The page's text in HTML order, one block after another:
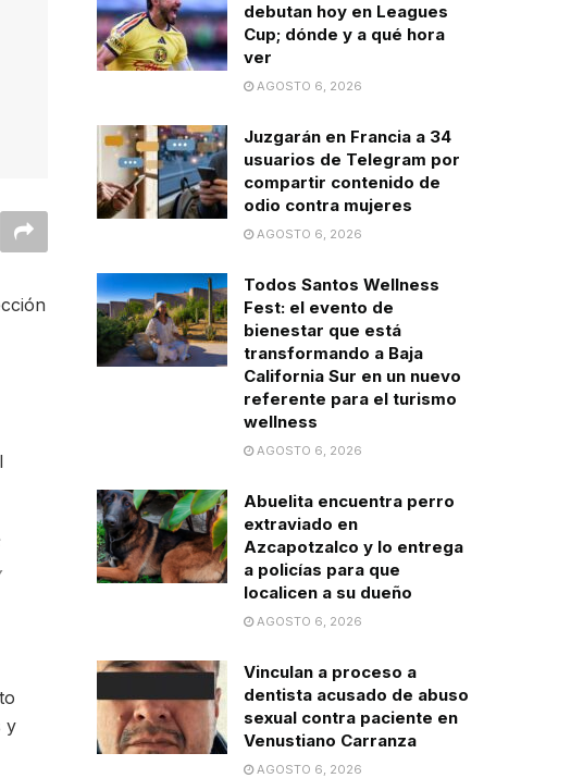
y
debutan hoy en Leagues
Cup; dónde y a qué hora
ver
AGOSTO 6, 2026
Juzgarán en Francia a 34
usuarios de Telegram por
compartir contenido de
odio contra mujeres
AGOSTO 6, 2026
Todos Santos Wellness
Fest: el evento de
bienestar que está
transformando a Baja
California Sur en un nuevo
referente para el turismo
wellness
AGOSTO 6, 2026
Abuelita encuentra perro
extraviado en
Azcapotzalco y lo entrega
a policías para que
localicen a su dueño
AGOSTO 6, 2026
Vinculan a proceso a
dentista acusado de abuso
sexual contra paciente en
Venustiano Carranza
AGOSTO 6, 2026